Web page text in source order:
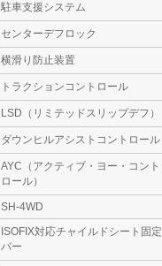
駐車支援システム
センターデフロック
横滑り防止装置
トラクションコントロール
LSD（リミテッドスリップデフ）
ダウンヒルアシストコントロール
AYC（アクティブ・ヨー・コント
ロール）
SH-4WD
ISOFIX対応チャイルドシート固定
バー